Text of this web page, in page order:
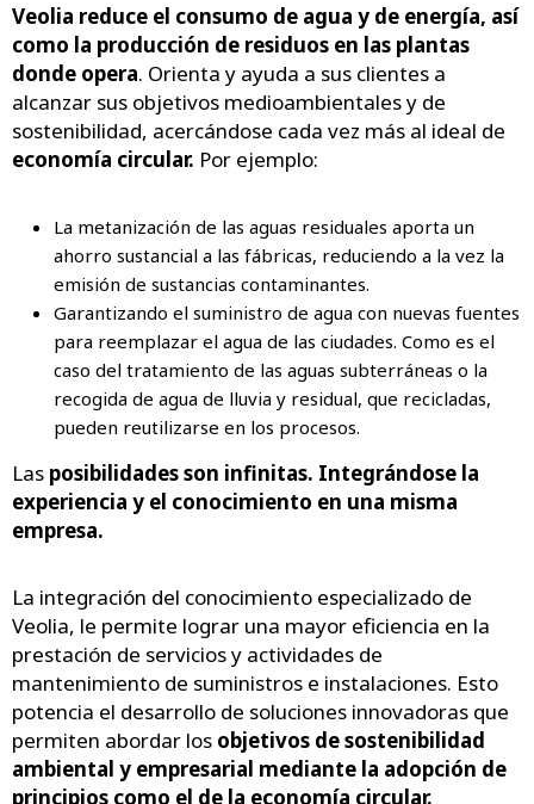
Veolia reduce el consumo de agua y de energía, así
como la producción de residuos en las plantas
donde opera. Orienta y ayuda a sus clientes a
alcanzar sus objetivos medioambientales y de
sostenibilidad, acercándose cada vez más al ideal de
economía circular. Por ejemplo:
La metanización de las aguas residuales aporta un
ahorro sustancial a las fábricas, reduciendo a la vez la
emisión de sustancias contaminantes.
Garantizando el suministro de agua con nuevas fuentes
para reemplazar el agua de las ciudades. Como es el
caso del tratamiento de las aguas subterráneas o la
recogida de agua de lluvia y residual, que recicladas,
pueden reutilizarse en los procesos.
Las posibilidades son infinitas. Integrándose la
experiencia y el conocimiento en una misma
empresa.
La integración del conocimiento especializado de
Veolia, le permite lograr una mayor eficiencia en la
prestación de servicios y actividades de
mantenimiento de suministros e instalaciones. Esto
potencia el desarrollo de soluciones innovadoras que
permiten abordar los objetivos de sostenibilidad
ambiental y empresarial mediante la adopción de
principios como el de la economía circular.